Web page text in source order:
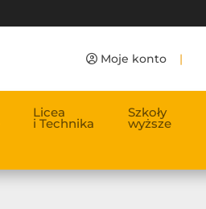
Moje konto |
Licea
i Technika
Szkoły
wyższe